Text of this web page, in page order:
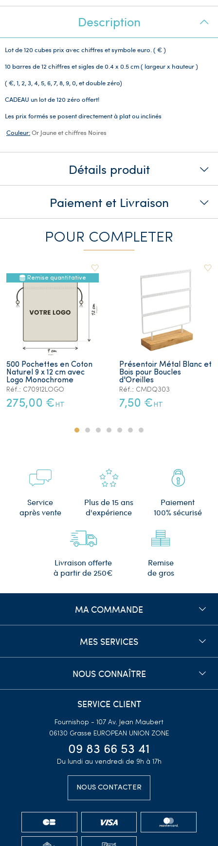
Description
Lot de 120 cubes prix avec chiffres et symbole euro. ( € )
10 barres de 12 chiffres et sigles de 0.4 x 0.5 cm( largeur x hauteur )
( €, 1, 2, 3, 4, 5, 6, 7, 8, 9, 0, et double zéro)
CADEAU un lot de 120 zéro offert!
Les prix formés se posent directement à plat ou inclinés
Couleur:Or Jaune et chiffres Noires
Détails produit
Paiement et Livraison
POUR COMPLETER
Remise quantitative
500 Pochettes en Coton
Naturel 9 x 12 cm avec
Logo Monochrome
Réf.: C70912LOGO
275,00 € HT
Présentoir Métal Blanc et
Bois pour Boucles
d'Oreilles
Réf.: CMDQ303
7,50 € HT
Service
après vente
Plus de 15 ans
d'expérience
Paiement
100% sécurisé
Livraison offerte
à partir de 250€
Remise
de gros
MA COMMANDE
MES SERVICES
NOUS CONNAÎTRE
SERVICE CLIENT
Fournishop - 107 Av. Jean Maubert
06130 Grasse EUROPEAN UNION ZONE
09 83 66 53 41
Du lundi au vendredi de 9h à 17h
NOUS CONTACTER